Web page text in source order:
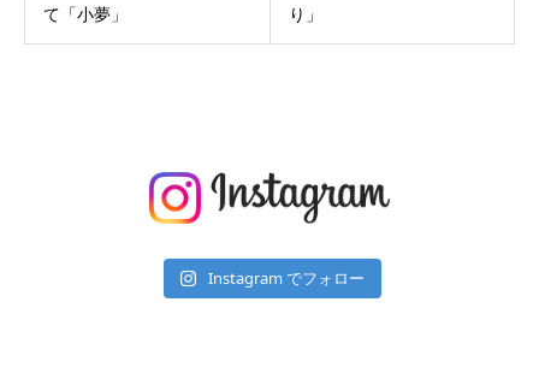
て「小夢」
り」
Instagram でフォロー